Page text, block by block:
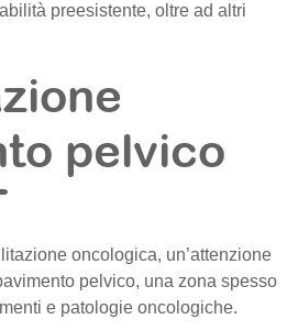
preesistente, oltre ad altri
pelvico
oncologica, un’attenzione
pelvico, una zona spesso
e patologie oncologiche.